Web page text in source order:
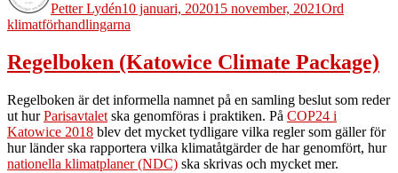
Petter Lydén10 januari, 202015 november, 2021Ord
klimatförhandlingarna
Regelboken (Katowice Climate Package)
Regelboken är det informella namnet på en samling beslut som reder
ut hurParisavtalet ska genomföras i praktiken. På COP24 i
Katowice 2018 blev det mycket tydligare vilka regler som gäller för
hur länder ska rapportera vilka klimatåtgärder de har genomfört, hur
nationella klimatplaner (NDC) ska skrivas och mycket mer.